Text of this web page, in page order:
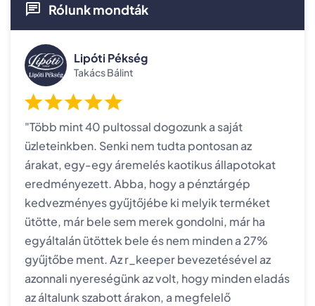
Rólunk mondták
Lipóti Pékség
Takács Bálint
"Több mint 40 pultossal dogozunk a saját
üzleteinkben. Senki nem tudta pontosan az
árakat, egy-egy áremelés kaotikus állapotokat
eredményezett. Abba, hogy a pénztárgép
kedvezményes gyűjtőjébe ki melyik terméket
ütötte, már bele sem merek gondolni, már ha
egyáltalán ütöttek bele és nem minden a 27%
gyűjtőbe ment. Az r_keeper bevezetésével az
azonnali nyereségünk az volt, hogy minden eladás
az általunk szabott árakon, a megfelelő